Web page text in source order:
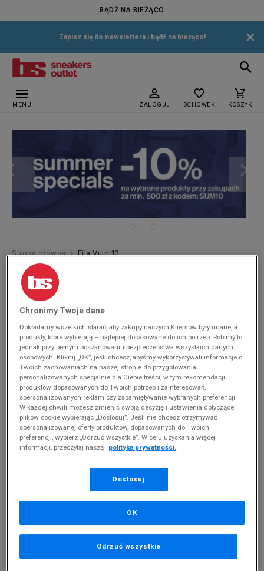
BĄDŹ NA BIEŻĄCO
Zapisz się do newslettera i bądź na bieżąco! ×
MENU ZALOGUJ SCHOWEK KOSZYK
Strona główna › Fila Vulc 13
FILA VULC 13
Produkty pochodzą z końcówek aktualnych
kolekcji, ubiegłych sezonów lub z ekspozycji.
Szczegóły.
Zmień treść wyszukiwanej frazy.
Spróbuj użyć mniejszej ilości filtrów (usuń mniej
istotne).
Powrót do sklepu
Fila Vulc 13 – projekt inny niż wszystkie
Lubisz futurystyczne sneakersy, ale chętnie sięgnąłbyś po
bardziej klasyczny model? A co powiesz na sneakersy, które
wyglądają jakby teleportowały się do współczesnej mody
prosto z lat 80.? Jeżeli na takim właśnie looku Ci zależy, to nie
szukaj już dalej, ponieważ w sklepie ButySportowe.pl czeka
na Ciebie prawdziwa perełka od nikogo innego jak… marki Fila.
Chronimy Twoje dane
Dokładamy wszelkich starań, aby zakupy naszych Klientów były udane, a
produkty, które wybierają – najlepiej dopasowane do ich potrzeb. Robimy to
jednak przy pełnym poszanowaniu bezpieczeństwa wszystkich danych
osobowych. Kliknij „OK”, jeśli chcesz, abyśmy wykorzystywali informacje o
Twoich zachowaniach na naszej stronie do przygotowania
personalizowanych specjalnie dla Ciebie treści, w tym rekomendacji
produktów dopasowanych do Twoich potrzeb i zainteresowań,
spersonalizowanych reklam czy zapamiętywanie wybranych preferencji.
W każdej chwili możesz zmienić swoją decyzję i ustawienia dotyczące
plików cookie wybierając „Dostosuj”. Jeśli nie chcesz otrzymywać
spersonalizowanej oferty produktów, dopasowanych do Twoich
preferencji, wybierz „Odrzuć wszystkie”. W celu uzyskania więcej
informacji, przeczytaj naszą
politykę prywatności.
Dostosuj
Odrzuć wszystkie
OK